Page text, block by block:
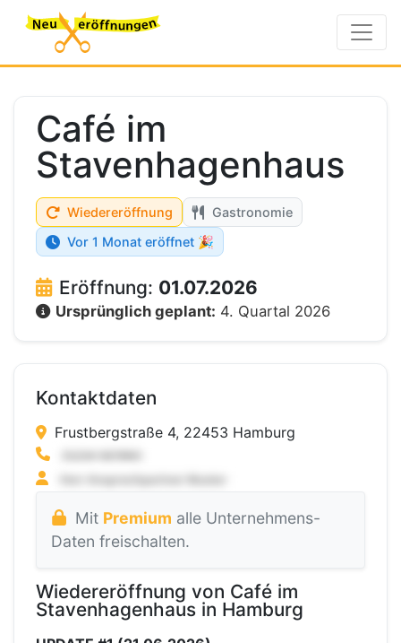
Café im
Stavenhagenhaus
Wiedereröffnung
Gastronomie
Vor 1 Monat eröffnet 🎉
Eröffnung: 01.07.2026
Ursprünglich geplant: 4. Quartal 2026
Kontaktdaten
Frustbergstraße 4, 22453 Hamburg
Mit Premium alle Unternehmens-
Daten freischalten.
Wiedereröffnung von Café im
Stavenhagenhaus in Hamburg